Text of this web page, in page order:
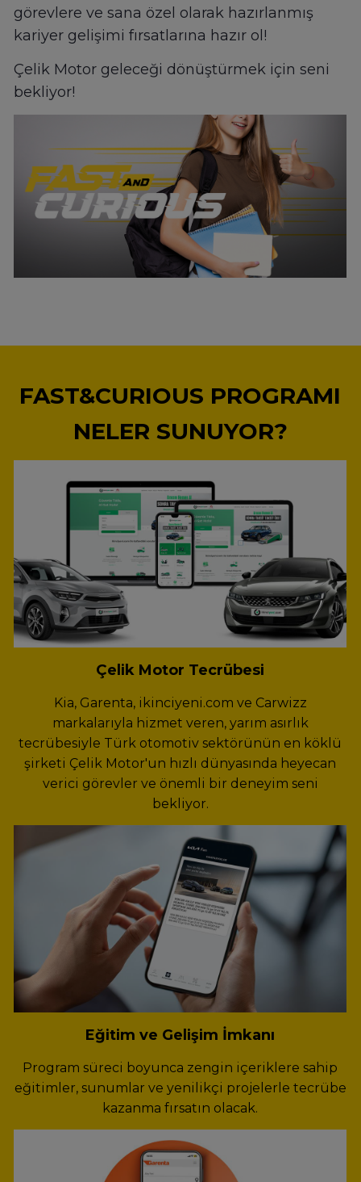
görevlere ve sana özel olarak hazırlanmış
kariyer gelişimi fırsatlarına hazır ol!
Çelik Motor geleceği dönüştürmek için seni
bekliyor!
FAST&CURIOUS PROGRAMI
NELER SUNUYOR?
Çelik Motor Tecrübesi
Kia, Garenta, ikinciyeni.com ve Carwizz
markalarıyla hizmet veren, yarım asırlık
tecrübesiyle Türk otomotiv sektörünün en köklü
şirketi Çelik Motor'un hızlı dünyasında heyecan
verici görevler ve önemli bir deneyim seni
bekliyor.
Eğitim ve Gelişim İmkanı
Program süreci boyunca zengin içeriklere sahip
eğitimler, sunumlar ve yenilikçi projelerle tecrübe
kazanma fırsatın olacak.